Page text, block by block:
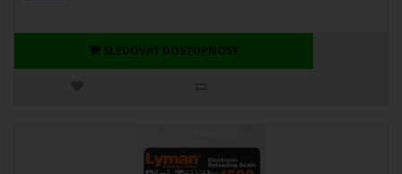
SLEDOVAŤ DOSTUPNOSŤ